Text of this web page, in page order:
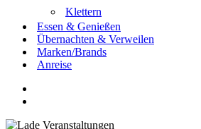
Klettern
Essen & Genießen
Übernachten & Verweilen
Marken/Brands
Anreise